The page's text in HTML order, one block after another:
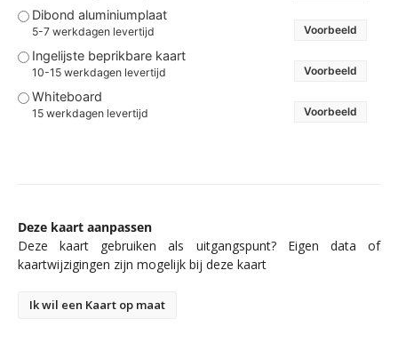
Dibond aluminiumplaat
5-7 werkdagen levertijd Voorbeeld
Ingelijste beprikbare kaart
10-15 werkdagen levertijd Voorbeeld
Whiteboard
15 werkdagen levertijd Voorbeeld
Deze kaart aanpassen
Deze kaart gebruiken als uitgangspunt? Eigen data of
kaartwijzigingen zijn mogelijk bij deze kaart
Ik wil een Kaart op maat